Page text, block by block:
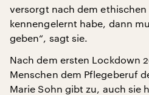
versorgt nach dem ethischen
kennengelernt habe, dann
geben“, sagt sie.
Nach dem ersten Lockdown
Menschen dem Pflegeberuf
Marie Sohn gibt zu, auch sie